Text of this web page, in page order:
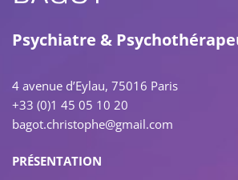
Psychiatre &
4 avenue d’Eylau, 75016 Paris
+33 (0)1 45 05 10 20
bagot.christophe@gmail.com
PRÉSENTATION